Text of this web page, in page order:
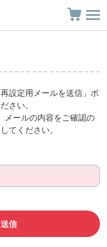
設定用メールを送信」ボ
さい。
メールの内容をご確認の
てください。
信